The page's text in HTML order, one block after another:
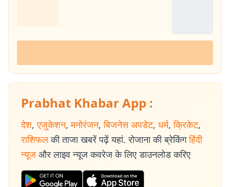
Prabhat Khabar App :
देश, एजुकेशन, मनोरंजन, बिजनेस अपडेट, धर्म, क्रिकेट,
राशिफल की ताजा खबरें पढ़ें यहां. रोजाना की ब्रेकिंग हिंदी
न्यूज और लाइव न्यूज कवरेज के लिए डाउनलोड करिए